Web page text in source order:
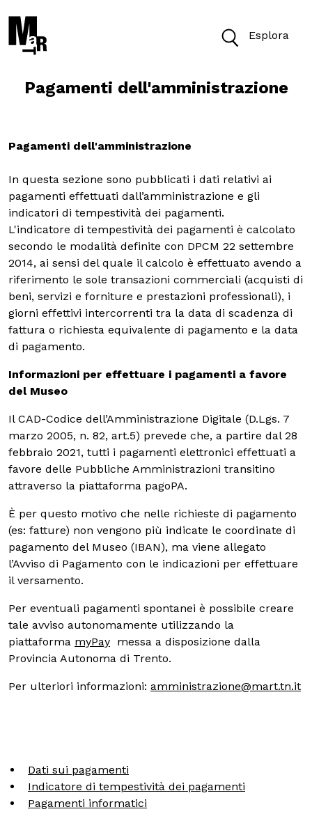
Esplora
Oggi il Museo è aperto dalle 10 alle 19.30
Cerca nel sito
Cerca
VISITA
ACCESSIBILITÀ
MOSTRE ED EVENTI
OPERE E ARCHIVI
Membership
Stampa
Aziende
Famiglie
Scuole
Pagamenti dell'amministrazione
Pagamenti dell'amministrazione
In questa sezione sono pubblicati i dati relativi ai
pagamenti effettuati dall’amministrazione e gli
indicatori di tempestività dei pagamenti.
L'indicatore di tempestività dei pagamenti è calcolato
secondo le modalità definite con DPCM 22 settembre
2014, ai sensi del quale il calcolo è effettuato avendo a
riferimento le sole transazioni commerciali (acquisti di
beni, servizi e forniture e prestazioni professionali), i
giorni effettivi intercorrenti tra la data di scadenza di
fattura o richiesta equivalente di pagamento e la data
di pagamento.
Informazioni per effettuare i pagamenti a favore
del Museo
Il CAD-Codice dell’Amministrazione Digitale (D.Lgs. 7
marzo 2005, n. 82, art.5) prevede che, a partire dal 28
febbraio 2021, tutti i pagamenti elettronici effettuati a
favore delle Pubbliche Amministrazioni transitino
attraverso la piattaforma pagoPA.
È per questo motivo che nelle richieste di pagamento
(es: fatture) non vengono più indicate le coordinate di
pagamento del Museo (IBAN), ma viene allegato
l’Avviso di Pagamento con le indicazioni per effettuare
il versamento.
Per eventuali pagamenti spontanei è possibile creare
tale avviso autonomamente utilizzando la
piattaforma myPay messa a disposizione dalla
Provincia Autonoma di Trento.
Per ulteriori informazioni: amministrazione@mart.tn.it
Dati sui pagamenti
Indicatore di tempestività dei pagamenti
Pagamenti informatici